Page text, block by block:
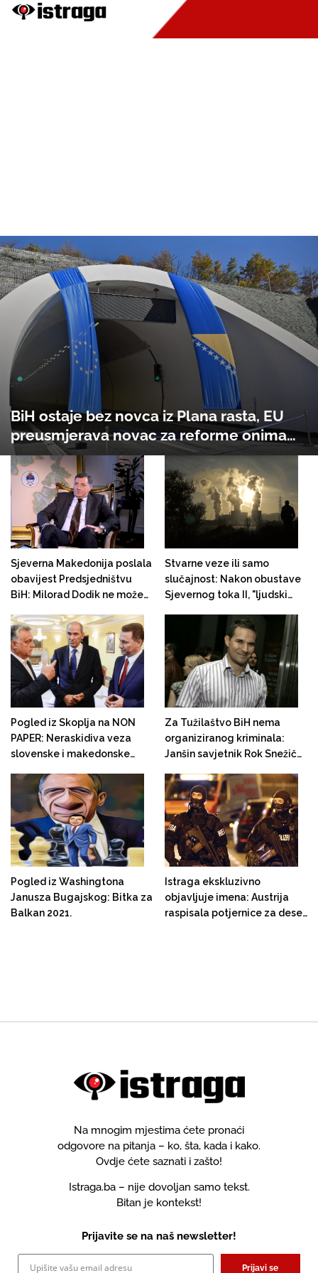
BiH ostaje bez novca iz Plana rasta, EU
preusmjerava novac za reforme onima
koji rade
Sjeverna Makedonija poslala
obavijest Predsjedništvu
BiH: Milorad Dodik ne može
Forumu u Ohridu
Stvarne veze ili samo
slučajnost: Nakon obustave
Sjevernog toka II, "ljudski
kolaps u četiri države
zapadnog Balkana
Pogled iz Skoplja na NON
PAPER: Neraskidiva veza
slovenske i makedonske
Za Tužilaštvo BiH nema
organiziranog kriminala:
Janšin savjetnik Rok Snežič
gradio prorusko medijsko
carstvo na Balkanu
Pogled iz Washingtona
Janusza Bugajskog: Bitka za
Balkan 2021.
Istraga ekskluzivno
objavljuje imena: Austrija
raspisala potjernice za deset
Na mnogim mjestima ćete pronaći
odgovore na pitanja – ko, šta, kada i kako.
Ovdje ćete saznati i zašto!
Istraga.ba – nije dovoljan samo tekst.
Bitan je kontekst!
Prijavite se na naš newsletter!
Prijavi se